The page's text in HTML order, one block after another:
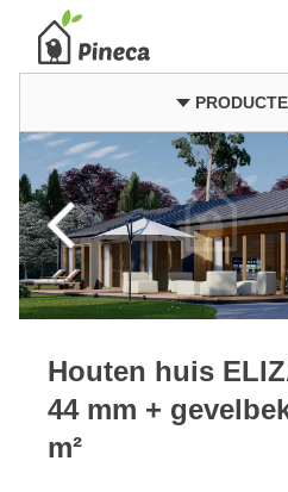
Houten huis
44 mm +
m²